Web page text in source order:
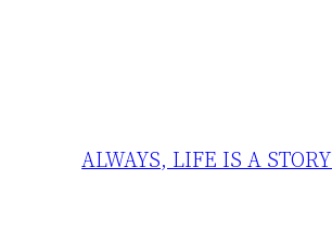
ALWAYS, LIFE IS A STORY